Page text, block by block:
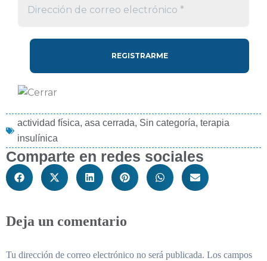
actividad física, asa cerrada, Sin categoría, terapia
insulínica
Comparte en redes sociales
Deja un comentario
Tu dirección de correo electrónico no será publicada. Los campos